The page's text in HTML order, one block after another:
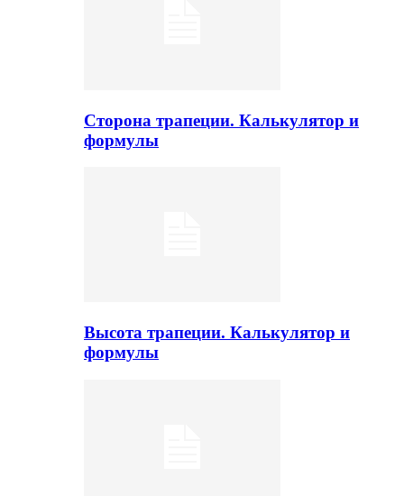
Сторона трапеции. Калькулятор и
формулы
Высота трапеции. Калькулятор и
формулы